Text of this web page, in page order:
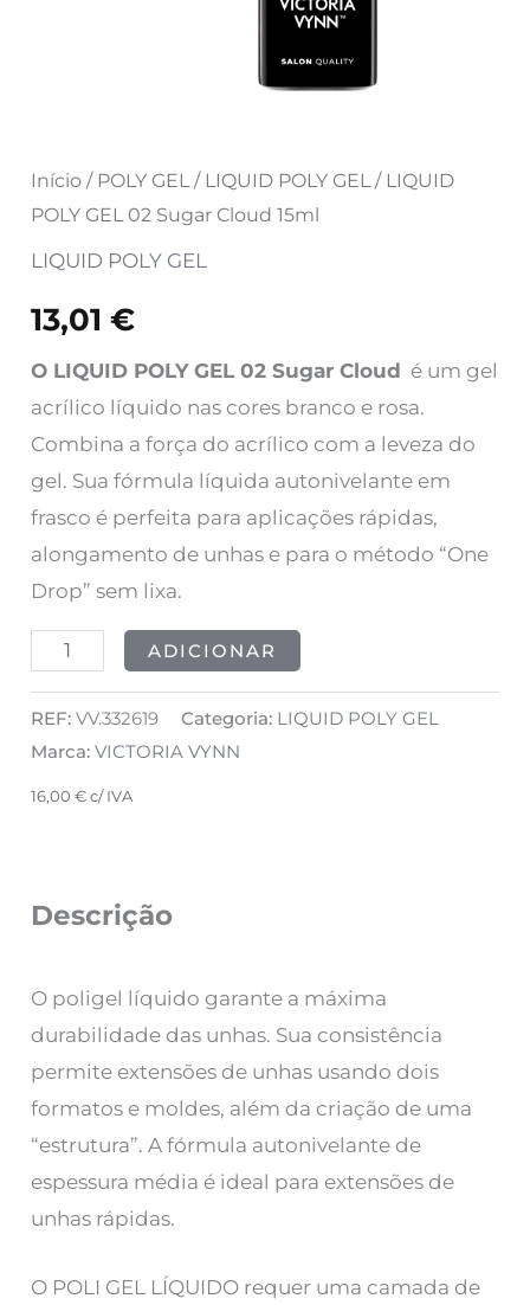
Início / POLY GEL/ LIQUID POLY GEL/ LIQUID
POLY GEL 02 Sugar Cloud 15ml
LIQUID POLY GEL
13,01€
O LIQUID POLY GEL 02 Sugar Cloud é um gel
acrílico líquido nas cores branco e rosa.
Combina a força do acrílico com a leveza do
gel. Sua fórmula líquida autonivelante em
frasco é perfeita para aplicações rápidas,
alongamento de unhas e para o método “One
Drop” sem lixa.
ADICIONAR
REF:VV.332619 Categoria: LIQUID POLY GEL
Marca:VICTORIA VYNN
16,00€ c/ IVA
Descrição
O poligel líquido garante a máxima
durabilidade das unhas. Sua consistência
permite extensões de unhas usando dois
formatos e moldes, além da criação de uma
“estrutura”. A fórmula autonivelante de
espessura média é ideal para extensões de
unhas rápidas.
O POLI GEL LÍQUIDO requer uma camada de